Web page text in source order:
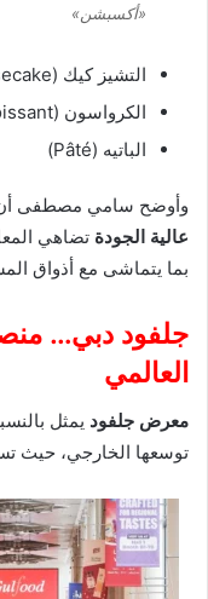
«أكسبشن»
التشيز كيك (Cheesecake)
الكرواسون (Croissant)
الباتيه (Pâté)
وأوضح سامي مصطفى أن
عالية الجودة تضاهي
بما يتماشى مع أذواق
جلفود دبي…
العالمي
معرض جلفود يمثل
توسعها الخارجي، حيث